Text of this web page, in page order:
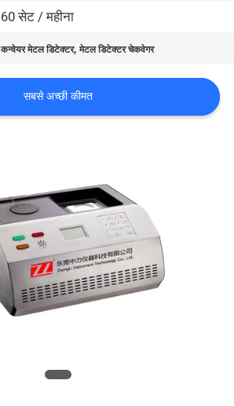
60 सेट / महीना
कन्वेयर मेटल डिटेक्टर,मेटल डिटेक्टर चेकवेगर
सबसे अच्छी कीमत